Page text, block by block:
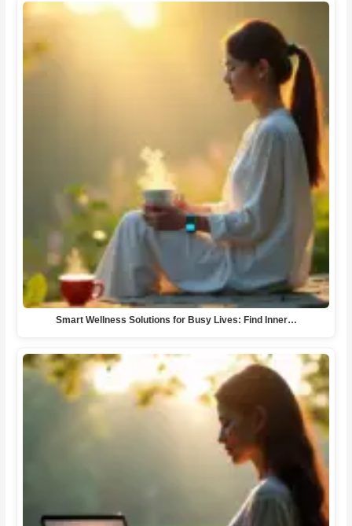
Smart Wellness Solutions for Busy Lives: Find Inner…